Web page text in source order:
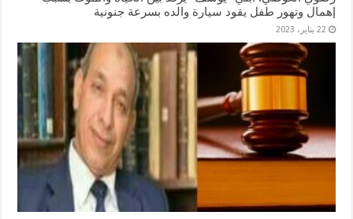
إهمال وتهور طفل يقود سيارة والده بسرعة جنونية
22 يناير، 2023